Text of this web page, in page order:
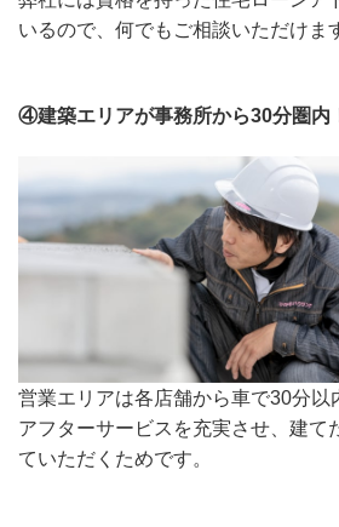
いるので、何でもご相談いただけま
④建築エリアが事務所から30分圏内
営業エリアは各店舗から車で30分以
アフターサービスを充実させ、建て
ていただくためです。